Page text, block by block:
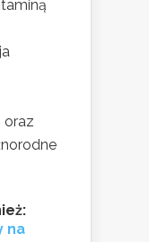
oraz
na